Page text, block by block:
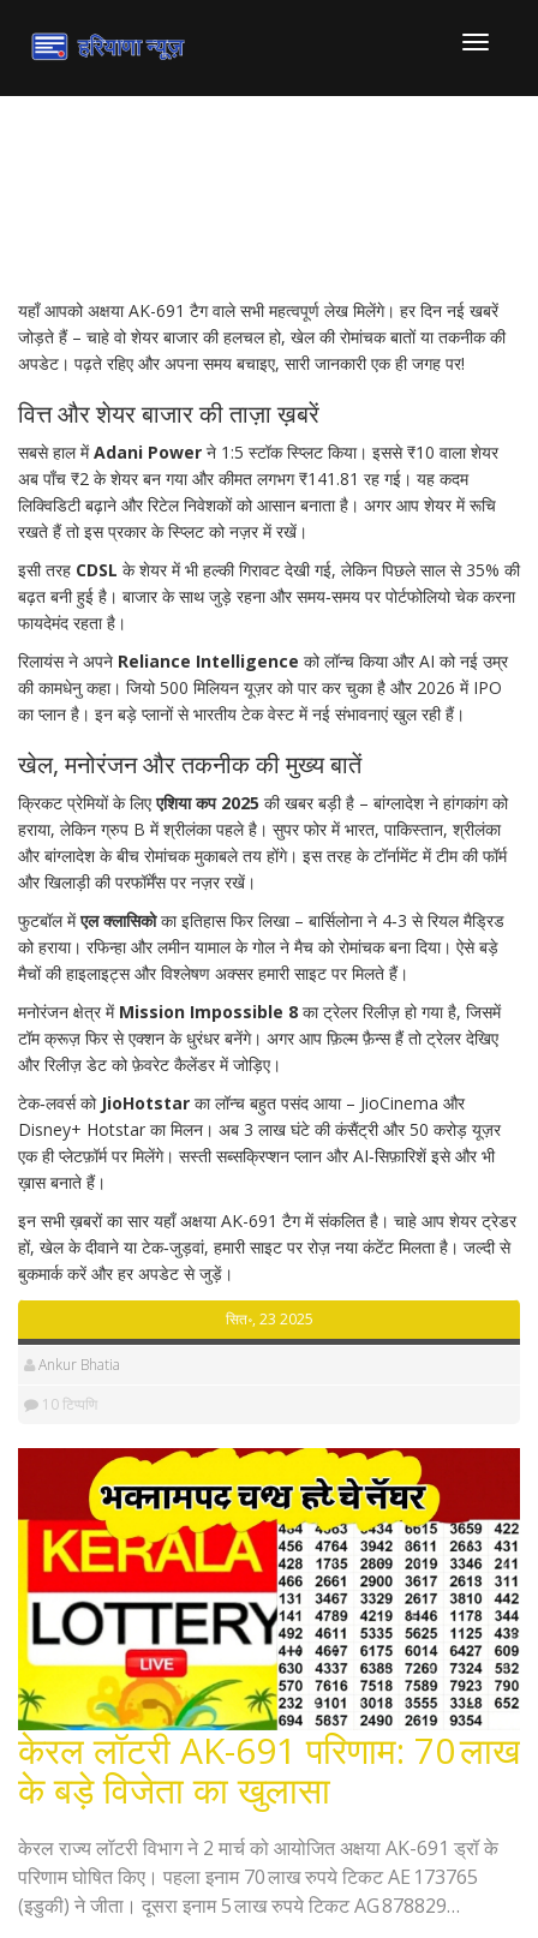
टॉगल
संचालित
यहाँ आपको अक्षया AK-691 टैग वाले सभी महत्वपूर्ण लेख मिलेंगे। हर दिन नई खबरें
जोड़ते हैं – चाहे वो शेयर बाजार की हलचल हो, खेल की रोमांचक बातों या तकनीक की
अपडेट। पढ़ते रहिए और अपना समय बचाइए, सारी जानकारी एक ही जगह पर!
वित्त और शेयर बाजार की ताज़ा ख़बरें
सबसे हाल मेंAdani Power ने 1:5 स्टॉक स्प्लिट किया। इससे ₹10 वाला शेयर
अब पाँच ₹2 के शेयर बन गया और कीमत लगभग ₹141.81 रह गई। यह कदम
लिक्विडिटी बढ़ाने और रिटेल निवेशकों को आसान बनाता है। अगर आप शेयर में रूचि
रखते हैं तो इस प्रकार के स्प्लिट को नज़र में रखें।
इसी तरह CDSL के शेयर में भी हल्की गिरावट देखी गई, लेकिन पिछले साल से 35% की
बढ़त बनी हुई है। बाजार के साथ जुड़े रहना और समय‑समय पर पोर्टफोलियो चेक करना
फायदेमंद रहता है।
रिलायंस ने अपने Reliance Intelligence को लॉन्च किया और AI को नई उम्र
की कामधेनु कहा। जियो 500 मिलियन यूज़र को पार कर चुका है और 2026 में IPO
का प्लान है। इन बड़े प्लानों से भारतीय टेक वेस्ट में नई संभावनाएं खुल रही हैं।
खेल, मनोरंजन और तकनीक की मुख्य बातें
क्रिकट प्रेमियों के लिएएशिया कप 2025 की खबर बड़ी है – बांग्लादेश ने हांगकांग को
हराया, लेकिन ग्रुप B में श्रीलंका पहले है। सुपर फोर में भारत, पाकिस्तान, श्रीलंका
और बांग्लादेश के बीच रोमांचक मुकाबले तय होंगे। इस तरह के टॉर्नामेंट में टीम की फॉर्म
और खिलाड़ी की परफॉर्मेंस पर नज़र रखें।
फुटबॉल मेंएल क्लासिकोका इतिहास फिर लिखा – बार्सिलोना ने 4‑3 से रियल मैड्रिड
को हराया। रफिन्हा और लमीन यामाल के गोल ने मैच को रोमांचक बना दिया। ऐसे बड़े
मैचों की हाइलाइट्स और विश्लेषण अक्सर हमारी साइट पर मिलते हैं।
मनोरंजन क्षेत्र में Mission Impossible 8 का ट्रेलर रिलीज़ हो गया है, जिसमें
टॉम क्रूज़ फिर से एक्शन के धुरंधर बनेंगे। अगर आप फ़िल्म फ़ैन्स हैं तो ट्रेलर देखिए
और रिलीज़ डेट को फ़ेवरेट कैलेंडर में जोड़िए।
टेक‑लवर्स को JioHotstar का लॉन्च बहुत पसंद आया – JioCinema और
Disney+ Hotstar का मिलन। अब 3 लाख घंटे की कंसैंट्री और 50 करोड़ यूज़र
एक ही प्लेटफ़ॉर्म पर मिलेंगे। सस्ती सब्सक्रिप्शन प्लान और AI‑सिफ़ारिशें इसे और भी
ख़ास बनाते हैं।
इन सभी ख़बरों का सार यहाँ अक्षया AK-691 टैग में संकलित है। चाहे आप शेयर ट्रेडर
हों, खेल के दीवाने या टेक‑जुड़वां, हमारी साइट पर रोज़ नया कंटेंट मिलता है। जल्दी से
बुकमार्क करें और हर अपडेट से जुड़ें।
सित॰, 23 2025
Ankur Bhatia
10 टिप्पणि
केरल लॉटरी AK-691 परिणाम: 70 लाख
के बड़े विजेता का खुलासा
केरल राज्य लॉटरी विभाग ने 2 मार्च को आयोजित अक्षया AK-691 ड्रॉ के
परिणाम घोषित किए। पहला इनाम 70 लाख रुपये टिकट AE 173765
(इडुकी) ने जीता। दूसरा इनाम 5 लाख रुपये टिकट AG 878829